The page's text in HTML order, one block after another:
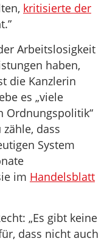
kritisierte der
Arbeitslosigkeit
haben,
die Kanzlerin
es „viele
Ordnungspolitik“
dass
System
im Handelsblatt
„Es gibt keine
dass nicht auch